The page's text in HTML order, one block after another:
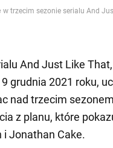
trzecim sezonie serialu And
And Just Like
grudnia 2021 roku,
nad trzecim
z planu, które
i Jonathan Cake.